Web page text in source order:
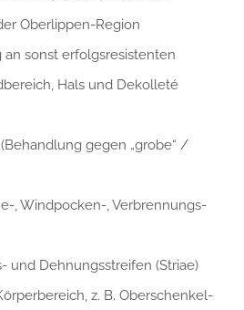
Oberlippen-Region
sonst erfolgsresistenten
Hals und Dekolleté
gegen „grobe“ /
, Windpocken-, Verbrennungs-
und Dehnungsstreifen (Striae)
z. B. Oberschenkel-